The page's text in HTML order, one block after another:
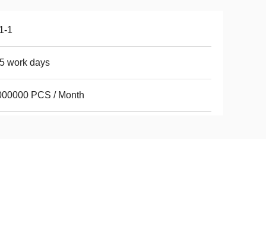
1
work days
PCS / Month